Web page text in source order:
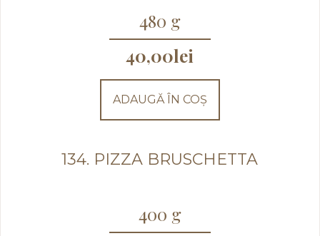
480 g
40,00lei
ADAUGĂ ÎN COȘ
134. PIZZA BRUSCHETTA
400 g